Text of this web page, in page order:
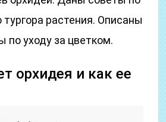
растения. Описаны
уходу за цветком.
орхидея и как ее